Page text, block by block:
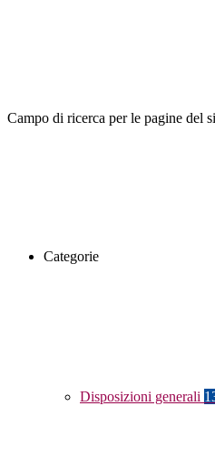
Campo di ricerca per le pagine del
Categorie
Disposizioni generali